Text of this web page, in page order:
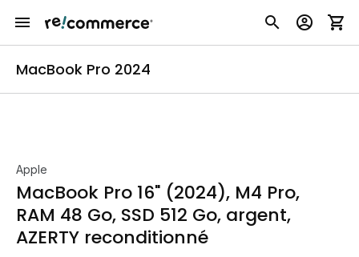
MacBook Pro 2024
Apple
MacBook Pro 16" (2024), M4 Pro,
RAM 48 Go, SSD 512 Go, argent,
AZERTY reconditionné